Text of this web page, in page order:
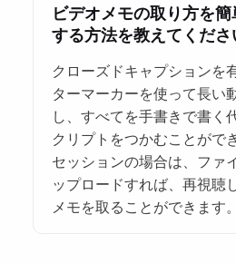
ビデオメモの取り方を
する方法を教えてくださ
クローズドキャプションを
ターマーカーを使って長い
し、すべてを手書きで書く
クリプトをつかむことがで
セッションの場合は、ファ
ップロードすれば、再視聴
メモを取ることができます。